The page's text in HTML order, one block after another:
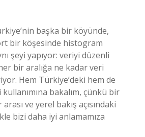
başka bir köyünde,
bir köşesinde histogram
şeyi yapıyor: veriyi düzenli
bir aralığa ne kadar veri
Hem Türkiye’deki hem de
bakalım, çünkü bir
ve yerel bakış açısındaki
bizi daha iyi anlamamıza